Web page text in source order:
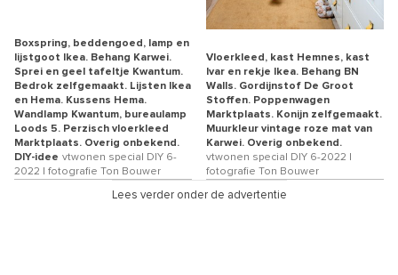
Boxspring, beddengoed, lamp en
lijstgoot Ikea. Behang Karwei.
Sprei en geel tafeltje Kwantum.
Bedrok zelfgemaakt. Lijsten Ikea
en Hema. Kussens Hema.
Wandlamp Kwantum, bureaulamp
Loods 5. Perzisch vloerkleed
Marktplaats. Overig onbekend.
DIY-idee vtwonen special DIY 6-
2022 | fotografie Ton Bouwer
Vloerkleed, kast Hemnes, kast
Ivar en rekje Ikea. Behang BN
Walls. Gordijnstof De Groot
Stoffen. Poppenwagen
Marktplaats. Konijn zelfgemaakt.
Muurkleur vintage roze mat van
Karwei. Overig onbekend.
vtwonen special DIY 6-2022 |
fotografie Ton Bouwer
Lees verder onder de advertentie